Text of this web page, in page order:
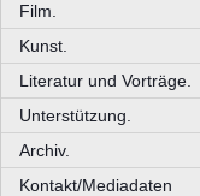
Film.
Kunst.
Literatur und Vorträge.
Unterstützung.
Archiv.
Kontakt/Mediadaten